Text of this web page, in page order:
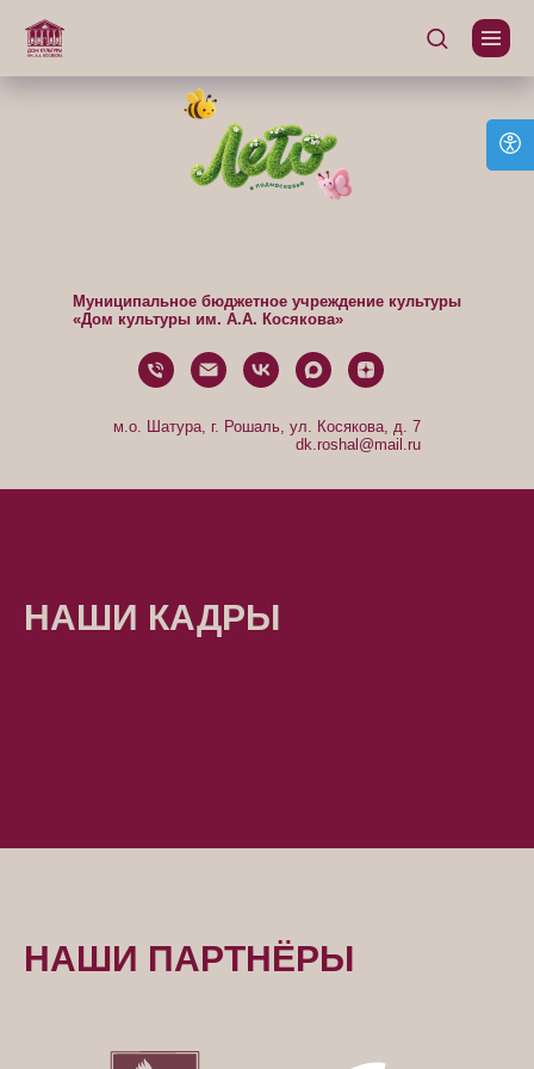
Муниципальное бюджетное учреждение культуры
«Дом культуры им. А.А. Косякова»
м.о. Шатура, г. Рошаль, ул. Косякова, д. 7
dk.roshal@mail.ru
НАШИ КАДРЫ
НАШИ ПАРТНЁРЫ